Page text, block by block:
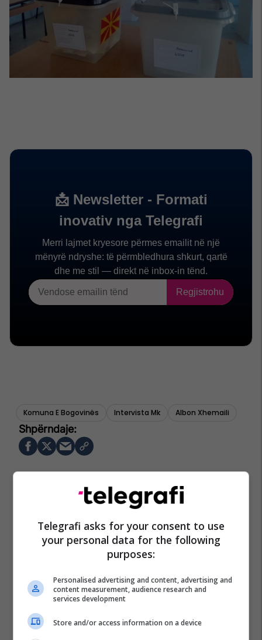
Komuna E Bogovinës Intervista Mk Albon Xhemaili
Telegrafi asks for your consent to use
your personal data for the following
purposes:
Personalised advertising and content, advertising and
content measurement, audience research and
services development
Store and/or access information on a device